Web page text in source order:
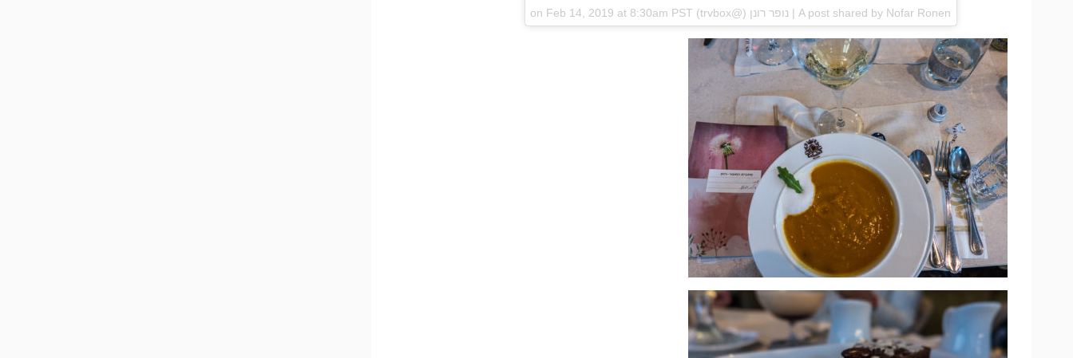
A post shared by Nofar Ronen | נופר רונן (@trvbox) on
Feb 14, 2019 at 8:30am PST